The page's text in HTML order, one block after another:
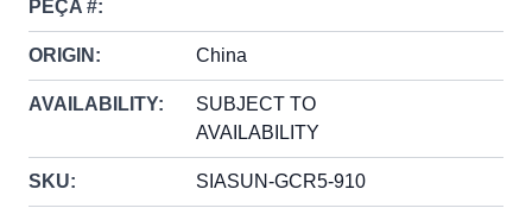
PEÇA #:
ORIGIN: China
AVAILABILITY:
SUBJECT TO
AVAILABILITY
SKU: SIASUN-GCR5-910